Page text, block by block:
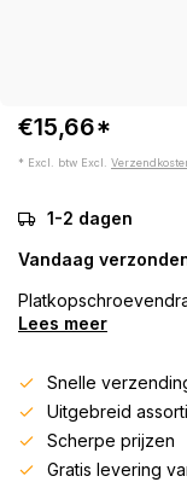
€15,66*
* Excl. btw Excl.
1-2 dagen
Vandaag
Lees meer
Snelle
Uitgebreid
Scherpe prijzen
Gratis levering